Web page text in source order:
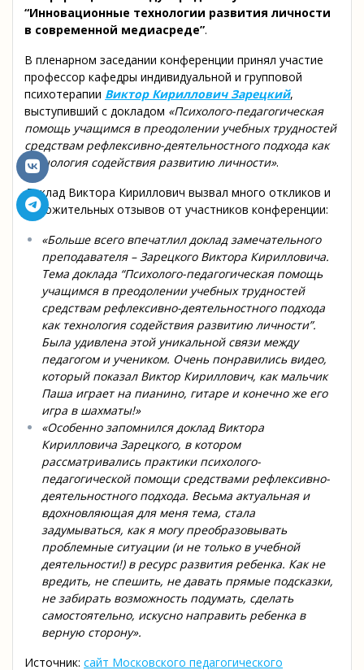
“Инновационные технологии развития личности
в современной медиасреде”.
В пленарном заседании конференции принял участие
профессор кафедры индивидуальной и групповой
психотерапии Виктор Кириллович Зарецкий,
выступивший с докладом «Психолого-педагогическая
помощь учащимся в преодолении учебных трудностей
средствам рефлексивно-деятельностного подхода как
технология содействия развитию личности».
Доклад Виктора Кириллович вызвал много откликов и
положительных отзывов от участников конференции:
«Больше всего впечатлил доклад замечательного
преподавателя – Зарецкого Виктора Кирилловича.
Тема доклада “Психолого-педагогическая помощь
учащимся в преодолении учебных трудностей
средствам рефлексивно-деятельностного подхода
как технология содействия развитию личности”.
Была удивлена этой уникальной связи между
педагогом и учеником. Очень понравились видео,
который показал Виктор Кириллович, как мальчик
Паша играет на пианино, гитаре и конечно же его
игра в шахматы!»
«Особенно запомнился доклад Виктора
Кирилловича Зарецкого, в котором
рассматривались практики психолого-
педагогической помощи средствами рефлексивно-
деятельностного подхода. Весьма актуальная и
вдохновляющая для меня тема, стала
задумываться, как я могу преобразовывать
проблемные ситуации (и не только в учебной
деятельности!) в ресурс развития ребенка. Как не
вредить, не спешить, не давать прямые подсказки,
не забирать возможность подумать, сделать
самостоятельно, искусно направить ребенка в
верную сторону».
Источник: сайт Московского педагогического